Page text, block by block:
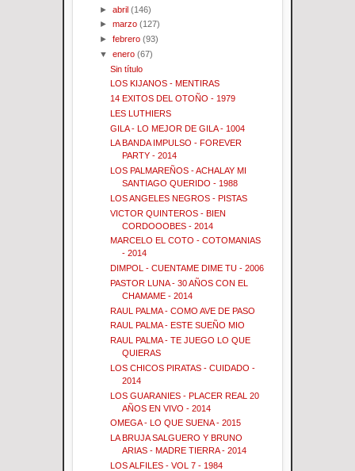
►abril (146)
►marzo (127)
►febrero (93)
▼enero (67)
Sin título
LOS KIJANOS - MENTIRAS
14 EXITOS DEL OTOÑO - 1979
LES LUTHIERS
GILA - LO MEJOR DE GILA - 1004
LA BANDA IMPULSO - FOREVER
PARTY - 2014
LOS PALMAREÑOS - ACHALAY MI
SANTIAGO QUERIDO - 1988
LOS ANGELES NEGROS - PISTAS
VICTOR QUINTEROS - BIEN
CORDOOOBES - 2014
MARCELO EL COTO - COTOMANIAS
- 2014
DIMPOL - CUENTAME DIME TU - 2006
PASTOR LUNA - 30 AÑOS CON EL
CHAMAME - 2014
RAUL PALMA - COMO AVE DE PASO
RAUL PALMA - ESTE SUEÑO MIO
RAUL PALMA - TE JUEGO LO QUE
QUIERAS
LOS CHICOS PIRATAS - CUIDADO -
2014
LOS GUARANIES - PLACER REAL 20
AÑOS EN VIVO - 2014
OMEGA - LO QUE SUENA - 2015
LA BRUJA SALGUERO Y BRUNO
ARIAS - MADRE TIERRA - 2014
LOS ALFILES - VOL 7 - 1984